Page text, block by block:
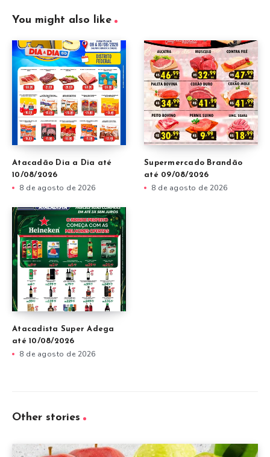
You might also like
Atacadão Dia a Dia até
10/08/2026
8 de agosto de 2026
Supermercado Brandão
até 09/08/2026
8 de agosto de 2026
Atacadista Super Adega
até 10/08/2026
8 de agosto de 2026
Other stories